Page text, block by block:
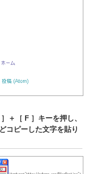
＋［ F ］キーを押し、
コピーした文字を貼り